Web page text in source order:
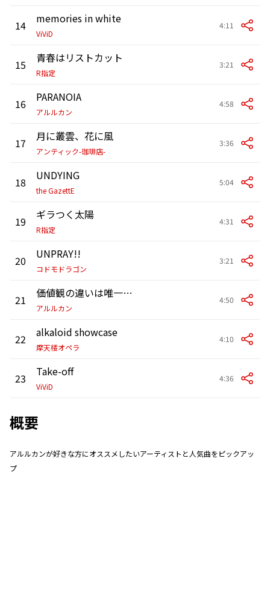
14 memories in white
ViViD
4:11
15 青春はリストカット
R指定
3:21
16 PARANOIA
アルルカン
4:58
17 月に叢雲、花に風
アンティック-珈琲店-
3:36
18 UNDYING
the GazettE
5:04
19 ギラつく太陽
R指定
4:31
20 UNPRAY!!
コドモドラゴン
3:21
21 価値観の違いは唯一の救いだった
アルルカン
4:50
22 alkaloid showcase
摩天楼オペラ
4:10
23 Take-off
ViViD
4:36
概要
アルルカンが好きな方にオススメしたいアーティストと人気曲をピックアッ
プ